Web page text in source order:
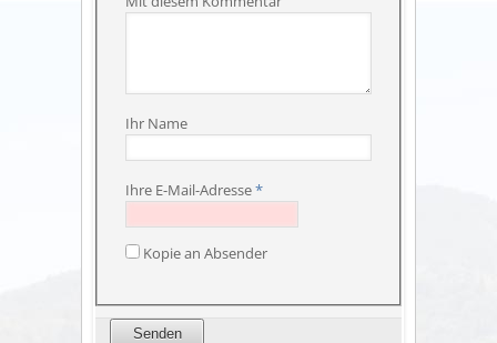
Ihr Name
Ihre E-Mail-Adresse*
Kopie an Absender